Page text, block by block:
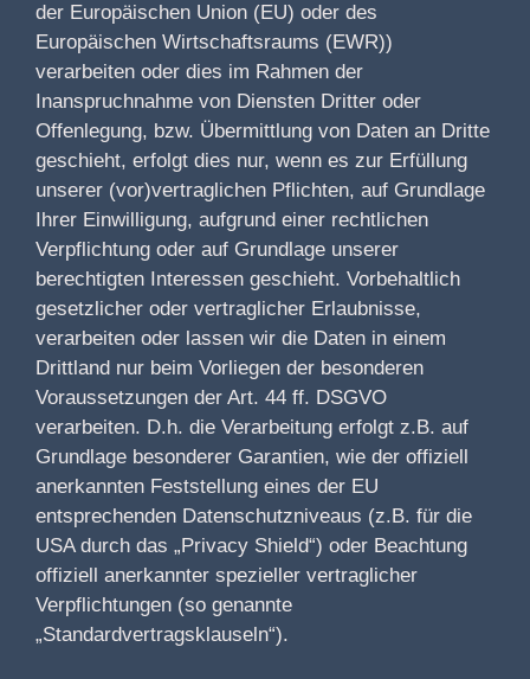
der Europäischen Union (EU) oder des
Europäischen Wirtschaftsraums (EWR))
verarbeiten oder dies im Rahmen der
Inanspruchnahme von Diensten Dritter oder
Offenlegung, bzw. Übermittlung von Daten an Dritte
geschieht, erfolgt dies nur, wenn es zur Erfüllung
unserer (vor)vertraglichen Pflichten, auf Grundlage
Ihrer Einwilligung, aufgrund einer rechtlichen
Verpflichtung oder auf Grundlage unserer
berechtigten Interessen geschieht. Vorbehaltlich
gesetzlicher oder vertraglicher Erlaubnisse,
verarbeiten oder lassen wir die Daten in einem
Drittland nur beim Vorliegen der besonderen
Voraussetzungen der Art. 44 ff. DSGVO
verarbeiten. D.h. die Verarbeitung erfolgt z.B. auf
Grundlage besonderer Garantien, wie der offiziell
anerkannten Feststellung eines der EU
entsprechenden Datenschutzniveaus (z.B. für die
USA durch das „Privacy Shield“) oder Beachtung
offiziell anerkannter spezieller vertraglicher
Verpflichtungen (so genannte
„Standardvertragsklauseln“).